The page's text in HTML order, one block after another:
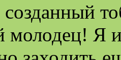
молодец! Я